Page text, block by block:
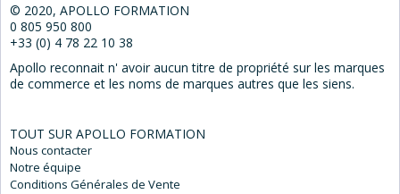
© 2020, APOLLO FORMATION
0 805 950 800
+33 (0) 4 78 22 10 38
Apollo reconnait n' avoir aucun titre de propriété sur les marques
de commerce et les noms de marques autres que les siens.
TOUT SUR APOLLO FORMATION
Nous contacter
Notre équipe
Conditions Générales de Vente